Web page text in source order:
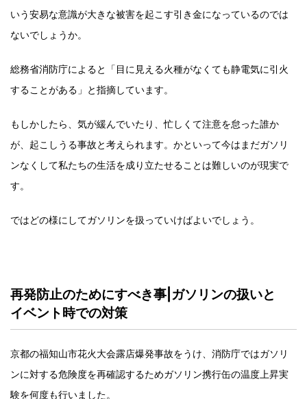
いう安易な意識が大きな被害を起こす引き金になっているのでは
ないでしょうか。
総務省消防庁によると「目に見える火種がなくても静電気に引火
することがある」と指摘しています。
もしかしたら、気が緩んでいたり、忙しくて注意を怠った誰か
が、起こしうる事故と考えられます。かといって今はまだガソリ
ンなくして私たちの生活を成り立たせることは難しいのが現実で
す。
ではどの様にしてガソリンを扱っていけばよいでしょう。
再発防止のためにすべき事|ガソリンの扱いと
イベント時での対策
京都の福知山市花火大会露店爆発事故をうけ、消防庁ではガソリ
ンに対する危険度を再確認するためガソリン携行缶の温度上昇実
験を何度も行いました。